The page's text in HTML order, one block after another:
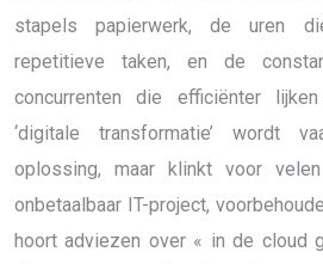
stapels papierwerk, de uren
repetitieve taken, en de
concurrenten die efficiënter
‘digitale transformatie’ wordt
oplossing, maar klinkt voor
onbetaalbaar IT-project,
hoort adviezen over « in de cloud